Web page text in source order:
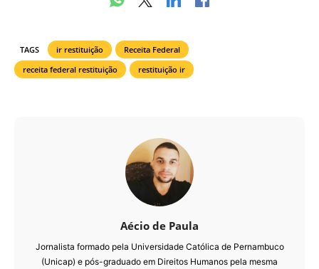
TAGS ir restituição
Receita Federal
receita federal restituição
restituição ir
Aécio de Paula
Jornalista formado pela Universidade Católica de Pernambuco
(Unicap) e pós-graduado em Direitos Humanos pela mesma